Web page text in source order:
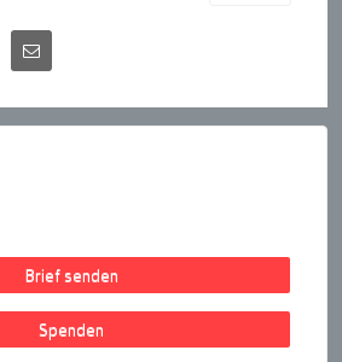
Brief senden
Spenden